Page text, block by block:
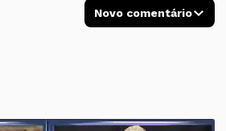
Novo comentário